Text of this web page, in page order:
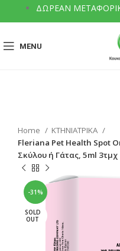
ΔΩΡΕΑΝ
MENU
Home
ΚΤΗΝΙΑΤΡΙΚΑ
Fleriana Pet Health Spot
Σκύλου ή Γάτας, 5ml 3τμχ
-31%
SOLD
OUT